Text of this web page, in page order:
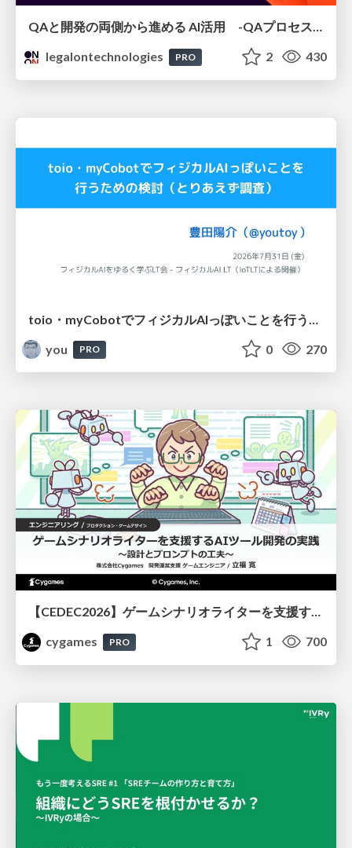
QAと開発の両側から進める AI活用 -QAプロセスAI支援ツールキットと Inner Loop / Outer Loopの取り組み-
legalontechnologies
PRO 2 430
you
PRO 0 270
【CEDEC2026】ゲームシナリオライターを支援するAIツール開発の実践 ― 設計とプロンプトの工夫 ―
cygames
PRO 1 700